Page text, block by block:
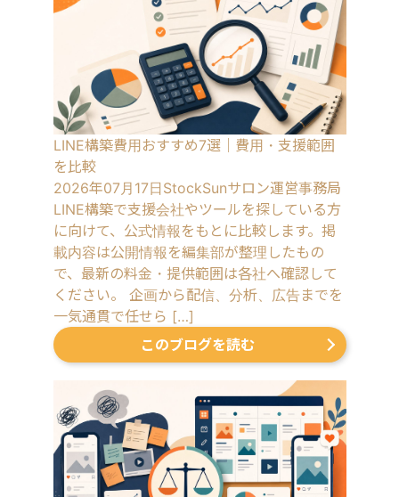
LINE構築費用おすすめ7選｜費用・支援範囲
を比較
2026年07月17日 StockSunサロン運営事務局
LINE構築で支援会社やツールを探している方
に向けて、公式情報をもとに比較します。掲
載内容は公開情報を編集部が整理したもの
で、最新の料金・提供範囲は各社へ確認して
ください。 企画から配信、分析、広告までを
一気通貫で任せら […]
このブログを読む